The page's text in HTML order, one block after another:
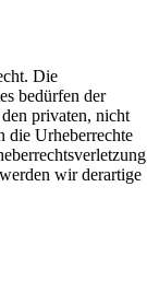
Die
bedürfen der
privaten, nicht
die Urheberrechte
wir derartige